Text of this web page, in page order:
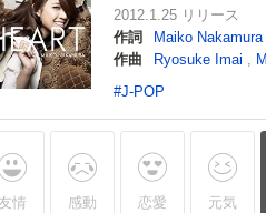
2012.1.25 リリース
作詞
Maiko Nakamura
作曲
Ryosuke Imai ,
#J-POP
友情 感動 恋愛 元気